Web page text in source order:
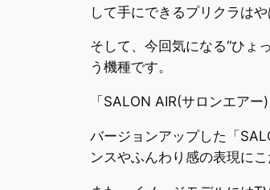
して手にできるプリクラはや
そして、今回気になる“ひょ
う機種です。
「SALON AIR(サロンエア
バージョンアップした「
ンスやふんわり感の表現にこ